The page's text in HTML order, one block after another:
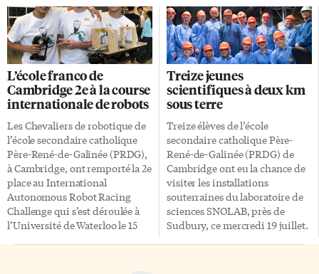
prises pour éviter une autre
pénurie de conducteurs
d’autobus scolaires cet
automne, se réjouit
l’Ombudsman de l’Ontario,
Paul Dubé, qui avait enquêté là-
dessus et qui a diffusé son
rapport la semaine dernière.
(Les conseils scolaires
francophones, Viamonde et
MonAvenir, utilisent leur
propre système, Francobus,
qui, apparemment, n’a pas
connu de ratés aussi criants.)
C’est la première enquête […]
aussi une Nuit africaine le
samedi 30 avec Élage Diouf
(Sénégal), le groupe Okavango
et Tifane (Haïti). La
programmation, détaillée ce
jeudi 10 août par le président
René C. Viau et le directeur
général Jacques Charette,
comprend aussi deux jours de
spectacles gratuits d’une
quinzaine d’artistes à la
Distillerie, les samedi 23 et
dimanche 24, ainsi qu’un
concert spécial de Gabrielle
Goulet pour le Jour des Franco-
Ontariens […]
L’école franco de
Cambridge 2e à la course
internationale de robots
Les Chevaliers de robotique de
l’école secondaire catholique
Père-René-de-Galinée (PRDG),
à Cambridge, ont remporté la 2e
place au International
Autonomous Robot Racing
Challenge qui s’est déroulée à
l’Université de Waterloo le 15
Treize jeunes
scientifiques à deux km
sous terre
Treize élèves de l’école
secondaire catholique Père-
René-de-Galinée (PRDG) de
Cambridge ont eu la chance de
visiter les installations
souterraines du laboratoire de
sciences SNOLAB, près de
Sudbury, ce mercredi 19 juillet.